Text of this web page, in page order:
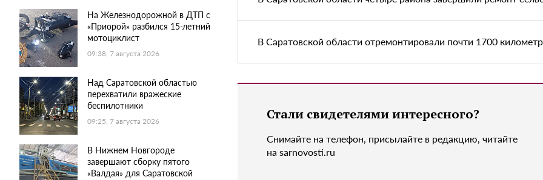
На Железнодорожной в ДТП с
«Приорой» разбился 15-летний
мотоциклист
09:38, 7 августа 2026
Над Саратовской областью
перехватили вражеские
беспилотники
09:25, 7 августа 2026
В Нижнем Новгороде
завершают сборку пятого
«Валдая» для Саратовской
В Саратовской области отремонтировали почти 1700
Стали свидетелями интересного?
Снимайте на телефон, присылайте в редакцию, читайте
на sarnovosti.ru